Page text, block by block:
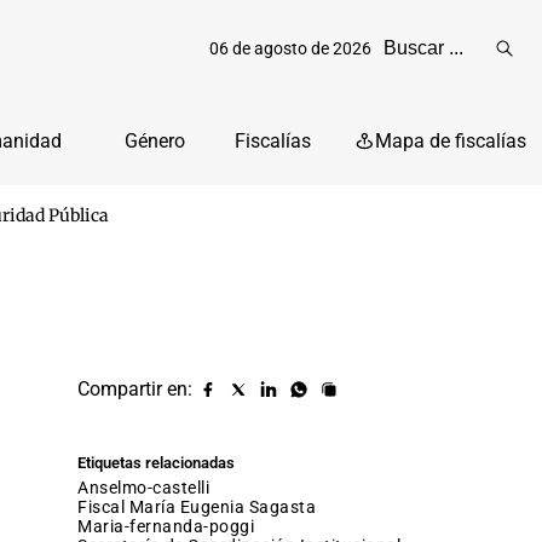
06 de agosto de 2026
Género Fiscalías Mapa de fiscalías
Pública
Compartir en:
Compartir
Compartir
Compartir
Compartir
Copiar
Etiquetas relacionadas
anselmo-castelli
fiscal María Eugenia Sagasta
maria-fernanda-poggi